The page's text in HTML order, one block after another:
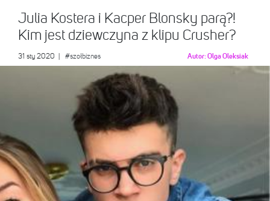
Julia Kostera i Kacper Blonsky parą?!
Kim jest dziewczyna z klipu Crusher?
31 sty 2020 #szołbiznes Autor:Olga Oleksiak